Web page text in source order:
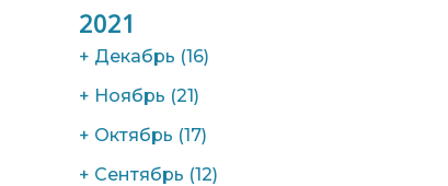
2021
+ Декабрь (16)
+ Ноябрь (21)
+ Октябрь (17)
+ Сентябрь (12)